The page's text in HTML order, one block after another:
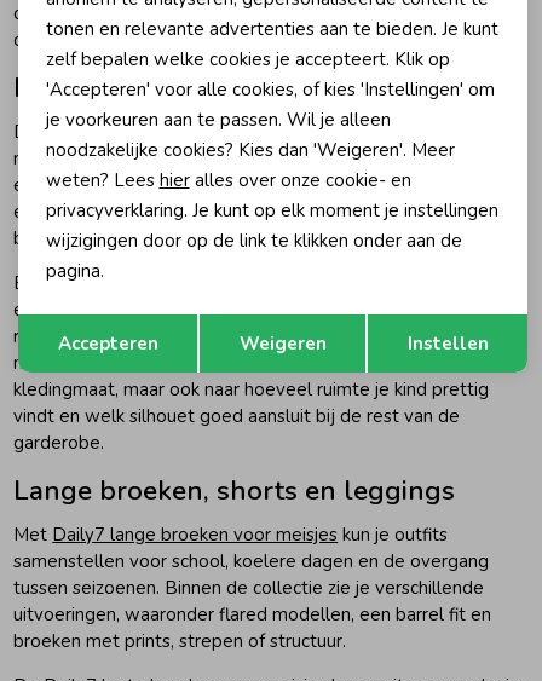
dagen. Combineer een opvallende broek met een rustig shirt
of laat kleuren uit de print terugkomen in het bovenstuk.
Flared, barrel fit en mom fit broeken
De pasvorm bepaalt voor een groot deel hoe een Daily7
meisjes broek valt. Een flared model sluit bovenaan meer aan
en loopt vanaf het onderbeen wijder uit. Dit geeft de broek
een herkenbare vorm die goed combineert met een T-shirt,
blouse of sweater.
Een barrel fit heeft een rondere, ruimere vorm rond de benen
en loopt richting de enkels weer smaller toe. De mom fit valt
ruimer rond het bovenste deel en loopt vervolgens rechter
naar beneden. Kijk bij het kiezen niet alleen naar de
kledingmaat, maar ook naar hoeveel ruimte je kind prettig
vindt en welk silhouet goed aansluit bij de rest van de
garderobe.
Lange broeken, shorts en leggings
Met Daily7 lange broeken voor meisjes kun je outfits
samenstellen voor school, koelere dagen en de overgang
tussen seizoenen. Binnen de collectie zie je verschillende
uitvoeringen, waaronder flared modellen, een barrel fit en
broeken met prints, strepen of structuur.
Terug Opslaan
tonen en relevante advertenties aan te bieden. Je kunt
zelf bepalen welke cookies je accepteert. Klik op
'Accepteren' voor alle cookies, of kies 'Instellingen' om
je voorkeuren aan te passen. Wil je alleen
noodzakelijke cookies? Kies dan 'Weigeren'. Meer
weten? Lees hieralles over onze cookie- en
privacyverklaring. Je kunt op elk moment je instellingen
wijzigingen door op de link te klikken onder aan de
pagina.
Accepteren Weigeren Instellen